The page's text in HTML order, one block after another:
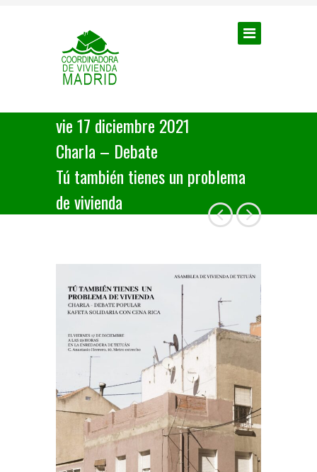
vie 17 diciembre 2021
Charla – Debate
Tú también tienes un problema
de vivienda